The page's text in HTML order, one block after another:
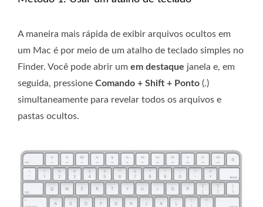
A maneira mais rápida de exibir arquivos ocultos em
um Mac é por meio de um atalho de teclado simples no
Finder. Você pode abrir um em destaque janela e, em
seguida, pressione Comando + Shift + Ponto (.)
simultaneamente para revelar todos os arquivos e
pastas ocultos.